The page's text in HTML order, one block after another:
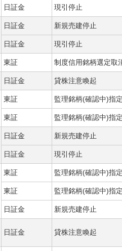
日証金 現引停止
日証金 新規売建停止
日証金 現引停止
東証 制度信用銘柄選定取
日証金 貸株注意喚起
東証 監理銘柄(確認中)指
東証 監理銘柄(確認中)指
日証金 新規売建停止
日証金 現引停止
東証 監理銘柄(確認中)指
東証 監理銘柄(確認中)指
日証金 新規売建停止
日証金 貸株注意喚起